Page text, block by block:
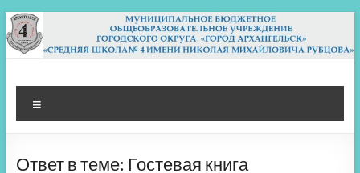
Перейти
к
содержимому
МБОУ СШ 4
Архангельск
Ответ в теме: Гостевая книга